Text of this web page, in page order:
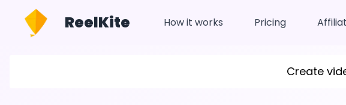
ReelKite How it works Pricing
Create